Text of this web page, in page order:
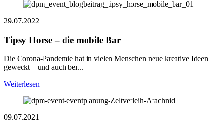
29.07.2022
Tipsy Horse – die mobile Bar
Die Corona-Pandemie hat in vielen Menschen neue kreative Ideen
geweckt – und auch bei...
Weiterlesen
09.07.2021